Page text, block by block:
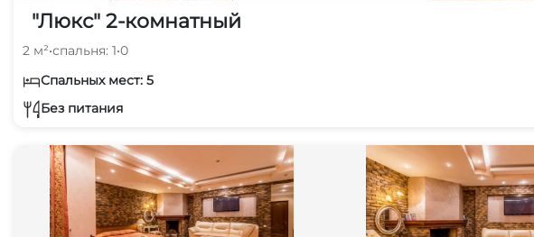
"Люкс" 2-комнатный
2 м²•спальня: 1•0
Спальных мест: 5
Без питания